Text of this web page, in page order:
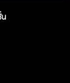
าง เรียนรู้อาชีพ
ลฝึกอาชีพนางแบบ
น